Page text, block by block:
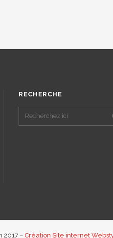
RECHERCHE
2017 – Création Site internet